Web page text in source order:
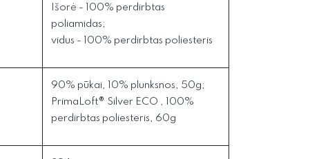
Išorė - 100% perdirbtas
poliamidas;
vidus - 100% perdirbtas poliesteris
90% pūkai, 10% plunksnos, 50g;
PrimaLoft® Silver ECO , 100%
perdirbtas poliesteris, 60g